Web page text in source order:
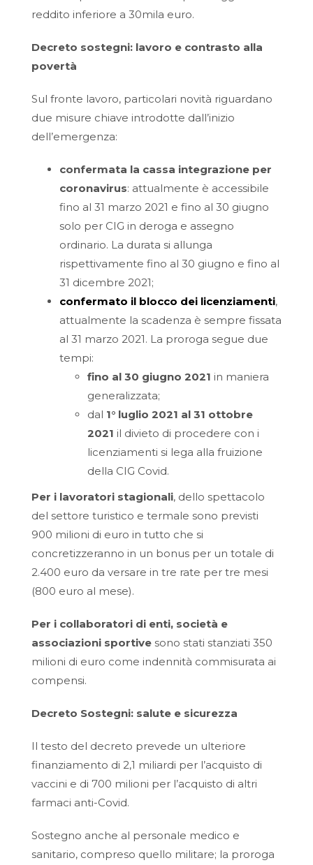
reddito inferiore a 30mila euro.
Decreto sostegni: lavoro e contrasto alla
povertà
Sul fronte lavoro, particolari novità riguardano
due misure chiave introdotte dall’inizio
dell’emergenza:
confermata la cassa integrazione per
coronavirus: attualmente è accessibile
fino al 31 marzo 2021 e fino al 30 giugno
solo per CIG in deroga e assegno
ordinario. La durata si allunga
rispettivamente fino al 30 giugno e fino al
31 dicembre 2021;
confermato il blocco dei licenziamenti,
attualmente la scadenza è sempre fissata
al 31 marzo 2021. La proroga segue due
tempi:
fino al 30 giugno 2021 in maniera
generalizzata;
dal 1° luglio 2021 al 31 ottobre
2021 il divieto di procedere con i
licenziamenti si lega alla fruizione
della CIG Covid.
Per i lavoratori stagionali, dello spettacolo
del settore turistico e termale sono previsti
900 milioni di euro in tutto che si
concretizzeranno in un bonus per un totale di
2.400 euro da versare in tre rate per tre mesi
(800 euro al mese).
Per i collaboratori di enti, società e
associazioni sportive sono stati stanziati 350
milioni di euro come indennità commisurata ai
compensi.
Decreto Sostegni: salute e sicurezza
Il testo del decreto prevede un ulteriore
finanziamento di 2,1 miliardi per l’acquisto di
vaccini e di 700 milioni per l’acquisto di altri
farmaci anti-Covid.
Sostegno anche al personale medico e
sanitario, compreso quello militare; la proroga